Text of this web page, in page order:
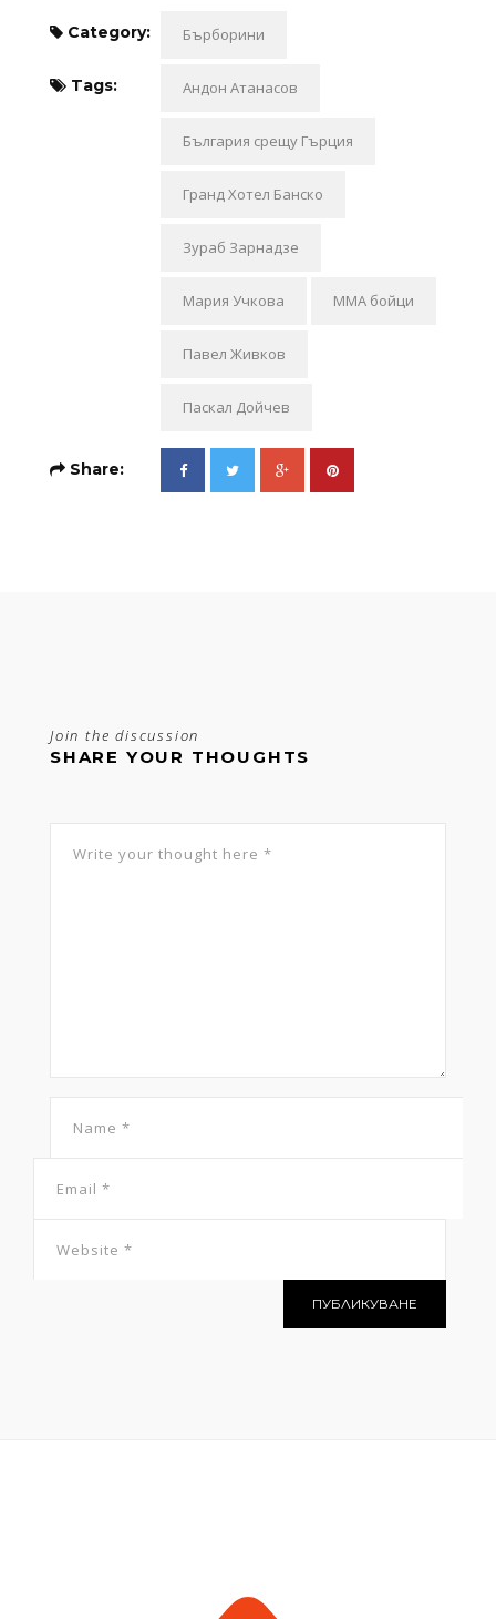
Category: Бърборини
Tags: Андон Атанасов
България срещу Гърция
Гранд Хотел Банско
Зураб Зарнадзе
Мария Учкова ММА бойци
Павел Живков
Паскал Дойчев
Share:
Join the discussion
SHARE YOUR THOUGHTS